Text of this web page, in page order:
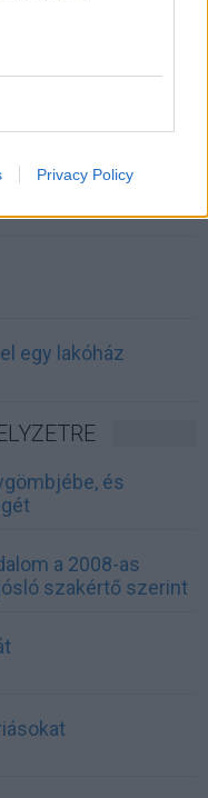
Privacy Policy
ez a
célok felé
üzleti
egy lakóház
és
a 2008-as
szakértő szerint